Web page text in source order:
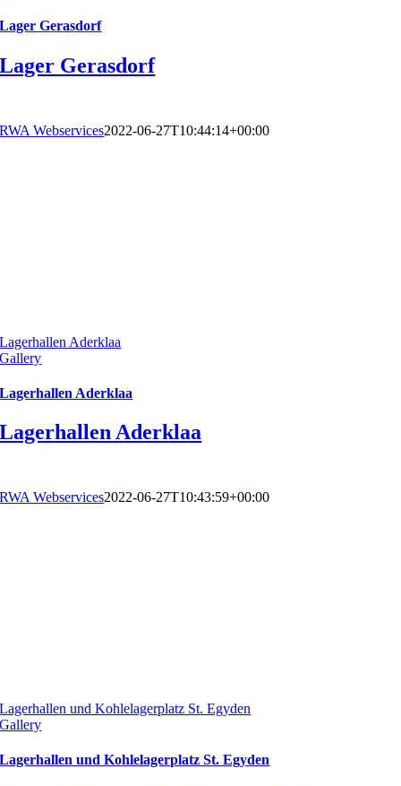
Lager Gerasdorf
Lager Gerasdorf
RWA Webservices2022-06-27T10:44:14+00:00
Lagerhallen Aderklaa
Gallery
Lagerhallen Aderklaa
Lagerhallen Aderklaa
RWA Webservices2022-06-27T10:43:59+00:00
Lagerhallen und Kohlelagerplatz St. Egyden
Gallery
Lagerhallen und Kohlelagerplatz St. Egyden